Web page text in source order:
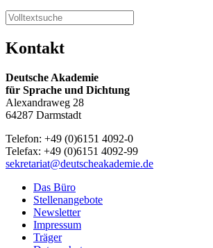
Kontakt
Deutsche Akademie
für Sprache und Dichtung
Alexandraweg 28
64287 Darmstadt
Telefon: +49 (0)6151 4092-0
Telefax: +49 (0)6151 4092-99
sekretariat@deutscheakademie.de
Das Büro
Stellenangebote
Newsletter
Impressum
Träger